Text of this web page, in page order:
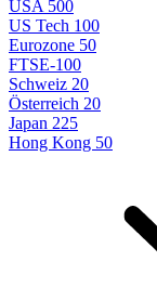
USA 500
US Tech 100
Eurozone 50
FTSE-100
Schweiz 20
Österreich 20
Japan 225
Hong Kong 50